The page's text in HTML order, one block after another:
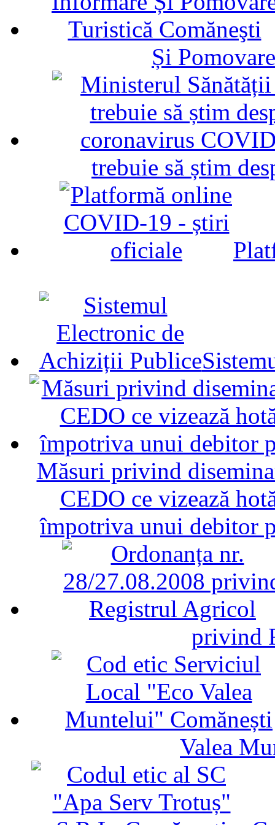
Și
trebuie să știm
Măsuri privind
CEDO ce vizează
împotriva unui debitor
privind
Valea